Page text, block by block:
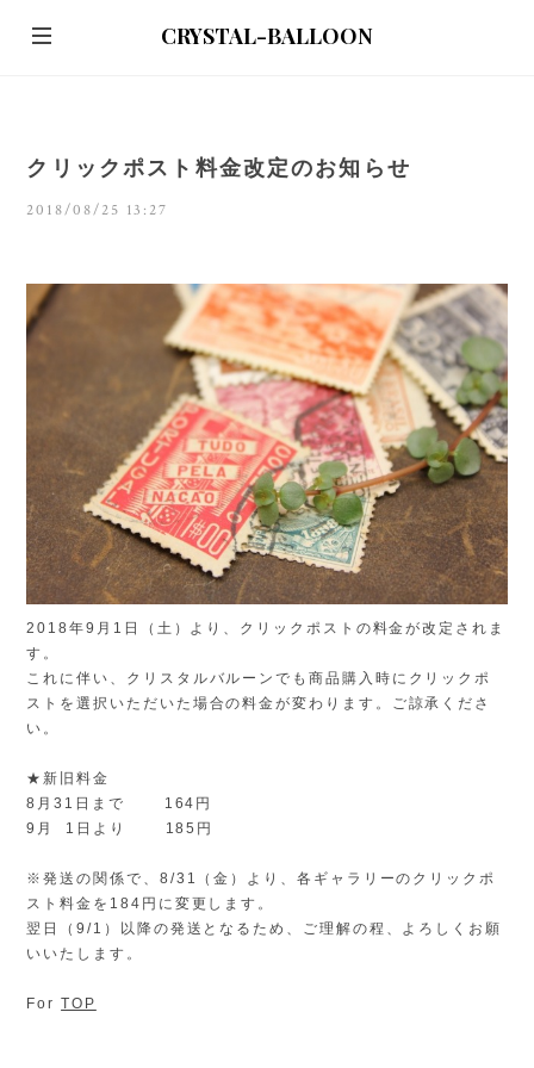
CRYSTAL-BALLOON
クリックポスト料金改定のお知らせ
2018/08/25 13:27
2018年9月1日（土）より、クリックポストの料金が改定されま
す。
これに伴い、クリスタルバルーンでも商品購入時にクリックポ
ストを選択いただいた場合の料金が変わります。ご諒承くださ
い。
★新旧料金
8月31日まで 164円
9月 1日より 185円
※発送の関係で、8/31（金）より、各ギャラリーのクリックポ
スト料金を184円に変更します。
翌日（9/1）以降の発送となるため、ご理解の程、よろしくお願
いいたします。
ForTOP